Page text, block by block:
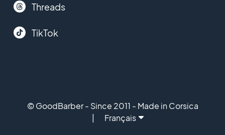
Threads
TikTok
© GoodBarber - Since 2011 - Made in Corsica
Français